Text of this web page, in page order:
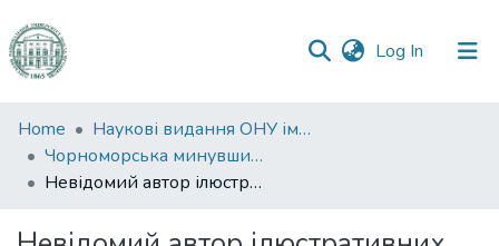
Log In (current)
Communities
&
Collections
Home
Наукові видання ОНУ імені І. І. Мечникова
Чорноморська минувшина
Невідомий автор ілюстративних матеріалів, доданих до “літописної оповіді про Малу Росію…” та “історії донських козаків…” О. І. Рігельмана